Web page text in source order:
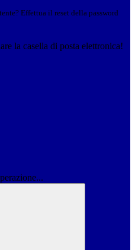
Effettua il reset della password
la casella di posta elettronica!